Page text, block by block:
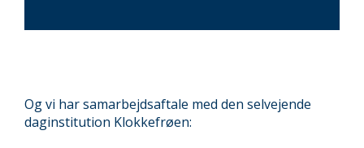
Og vi har samarbejdsaftale med den selvejende
daginstitution Klokkefrøen: